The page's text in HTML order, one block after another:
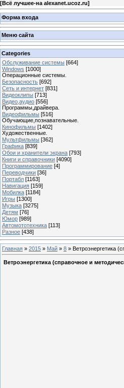
[Всё лучшее-на alexanet.ucoz.ru]
Форма входа
Меню сайта
Categories
Обслуживание системы [664]
Windows [1000]
Операционные системы.
Безопасность [692]
Сеть и интернет [831]
Видеоклипы [713]
Видео,аудио [556]
Программы,драйвера.
Видеофильмы [516]
Обучающие,познавательные.
Кинофильмы [1402]
Художественные.
Мультфильмы [362]
Графика [839]
Обои и хранители экрана [793]
Книги и справочники [4090]
Программирование [4]
Переводчики [36]
Портабл [1163]
Навигация [159]
Мобилка [1184]
Игры [1300]
Музыка [3275]
Детям [76]
Юмор [989]
Автомототехника [113]
Разное [438]
Главная » 2015 » Май » 8 » Ветроэнергетика
Ветроэнергетика (справочное и